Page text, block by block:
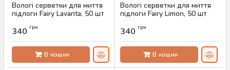
Вологі серветки для миття
підлоги Fairy Lavanta, 50 шт
340 грн
В кошик
Вологі серветки для миття
підлоги Fairy Limon, 50 шт
340 грн
В кошик